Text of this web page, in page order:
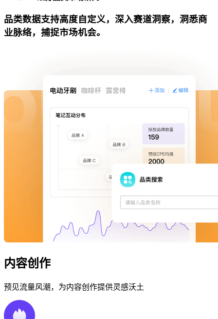
品类数据支持高度自定义，深入赛道洞察，洞悉商
业脉络，捕捉市场机会。
内容创作
预见流量风潮，为内容创作提供灵感沃土